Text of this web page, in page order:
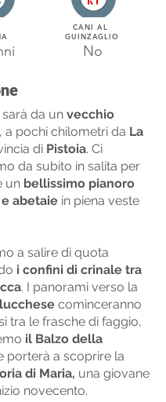
CANI AL
GUINZAGLIO
No
da un vecchio
, a pochi chilometri da La
di Pistoia. Ci
da subito in salita per
un bellissimo pianoro
abetaie in piena veste
a salire di quota
i confini di crinale tra
. I panorami verso la
cominceranno
tra le frasche di faggio,
il Balzo della
porterà a scoprire la
di Maria, una giovane
novecento.